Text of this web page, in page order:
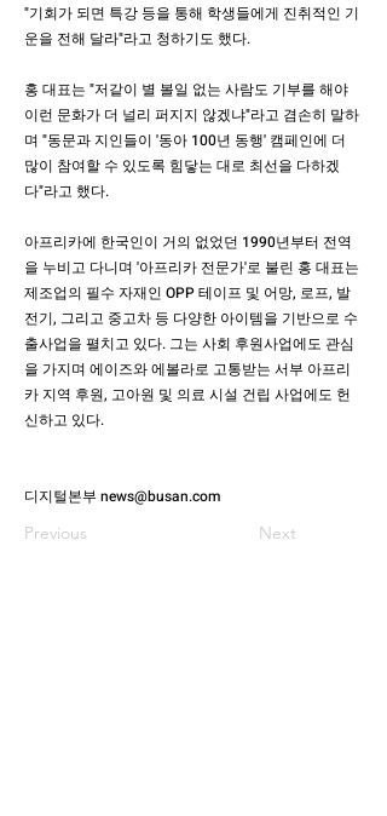
"기회가 되면 특강 등을 통해 학생들에게 진취적인 기
운을 전해 달라"라고 청하기도 했다.
홍 대표는 "저같이 별 볼일 없는 사람도 기부를 해야
이런 문화가 더 널리 퍼지지 않겠냐"라고 겸손히 말하
며 "동문과 지인들이 '동아 100년 동행' 캠페인에 더
많이 참여할 수 있도록 힘닿는 대로 최선을 다하겠
다"라고 했다.
아프리카에 한국인이 거의 없었던 1990년부터 전역
을 누비고 다니며 '아프리카 전문가'로 불린 홍 대표는
제조업의 필수 자재인 OPP 테이프 및 어망, 로프, 발
전기, 그리고 중고차 등 다양한 아이템을 기반으로 수
출사업을 펼치고 있다. 그는 사회 후원사업에도 관심
을 가지며 에이즈와 에볼라로 고통받는 서부 아프리
카 지역 후원, 고아원 및 의료 시설 건립 사업에도 헌
신하고 있다.
디지털본부 news@busan.com
Previous
Next